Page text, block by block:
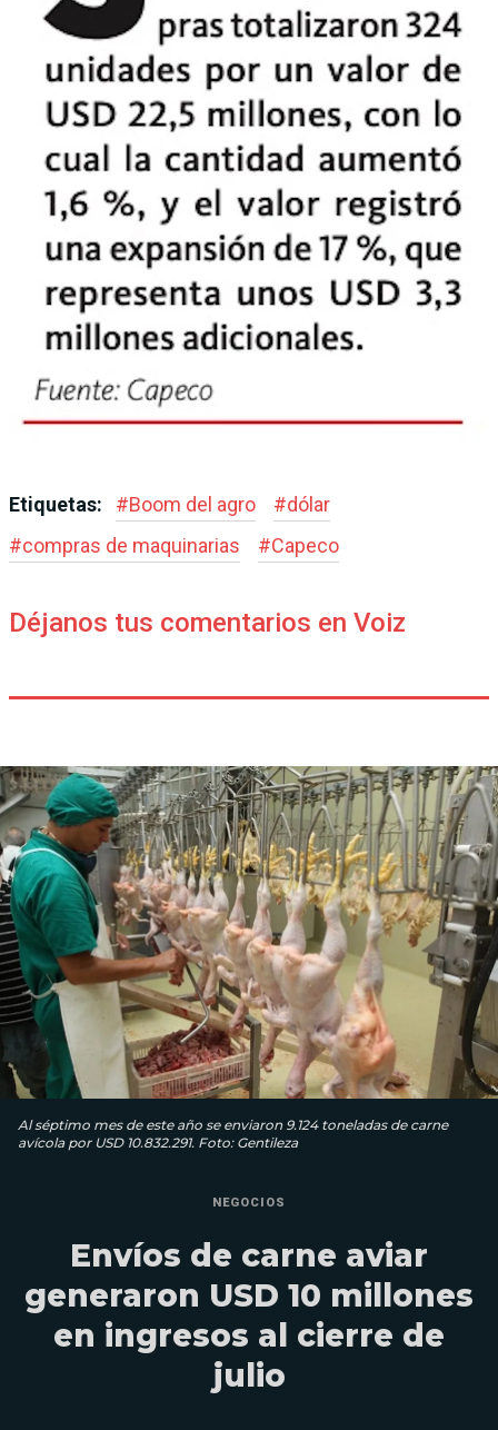
Etiquetas: #Boom del agro #dólar
#compras de maquinarias #Capeco
Déjanos tus comentarios en Voiz
Al séptimo mes de este año se enviaron 9.124 toneladas de carne
avícola por USD 10.832.291. Foto: Gentileza
NEGOCIOS
Envíos de carne aviar
generaron USD 10 millones
en ingresos al cierre de
julio